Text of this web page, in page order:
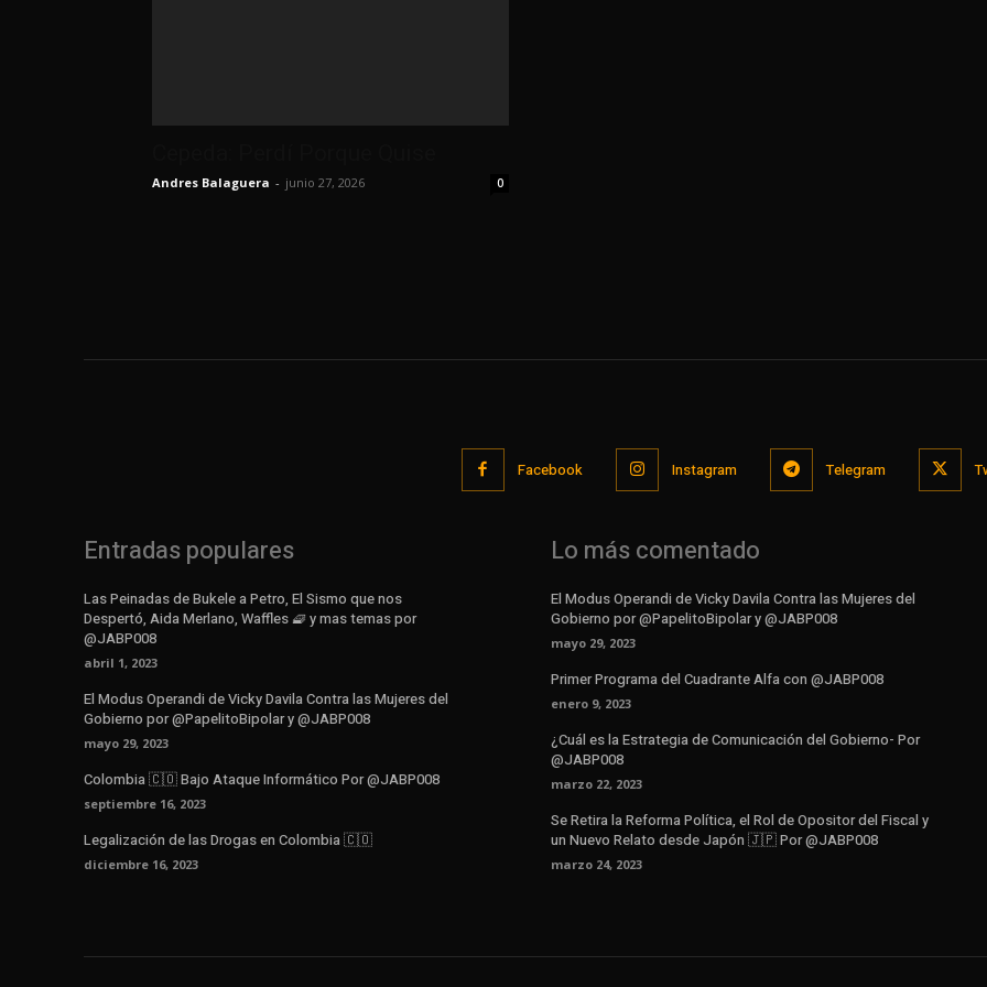
Andres Balaguera - junio 27, 2026 0
Facebook Instagram Telegram
Entradas populares
Las Peinadas de Bukele a Petro, El Sismo que nos
Despertó, Aida Merlano, Waffles 🧇 y mas temas por
@JABP008
abril 1, 2023
El Modus Operandi de Vicky Davila Contra las Mujeres del
Gobierno por @PapelitoBipolar y @JABP008
mayo 29, 2023
Colombia 🇨🇴 Bajo Ataque Informático Por @JABP008
septiembre 16, 2023
Legalización de las Drogas en Colombia 🇨🇴
diciembre 16, 2023
Lo más comentado
El Modus Operandi de Vicky Davila Contra las Mujeres del
Gobierno por @PapelitoBipolar y @JABP008
mayo 29, 2023
Primer Programa del Cuadrante Alfa con @JABP008
enero 9, 2023
¿Cuál es la Estrategia de Comunicación del Gobierno- Por
@JABP008
marzo 22, 2023
Se Retira la Reforma Política, el Rol de Opositor del Fiscal y
un Nuevo Relato desde Japón 🇯🇵 Por @JABP008
marzo 24, 2023